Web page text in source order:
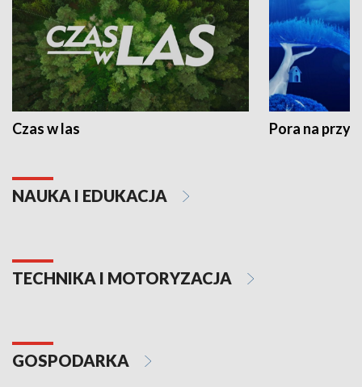
Czas w las Pora na
NAUKA I EDUKACJA
TECHNIKA I MOTORYZACJA
GOSPODARKA